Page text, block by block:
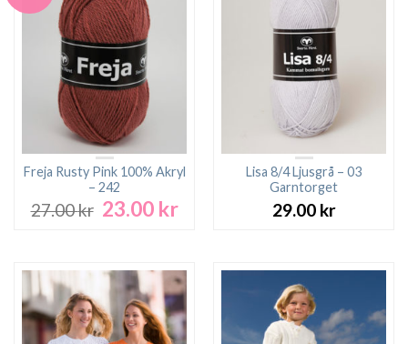
Freja Rusty Pink 100% Akryl
– 242
27.00kr Det
27.00 kr.
23.00 krDet
23.00 kr.
Lisa 8/4 Ljusgrå – 03
Garntorget
29.00 kr